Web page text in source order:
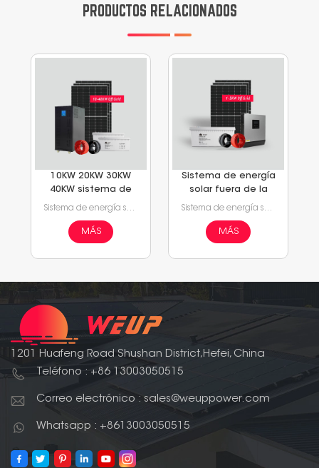
PRODUCTOS RELACIONADOS
10KW 20KW 30KW
40KW sistema de
energía solar fuera
Sistema de energía solar residencial/comercial fuera de la red
MÁS
Sistema de energía
solar fuera de la
red de 3KW y 5KW
Sistema de energía solar residencial fuera de la red para el hogar
MÁS
1201 Huafeng Road Shushan District,Hefei, China
Teléfono : +86 13003050515
Correo electrónico : sales@weuppower.com
Whatsapp : +8613003050515